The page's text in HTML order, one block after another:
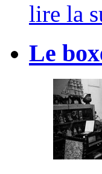
lire la
Le